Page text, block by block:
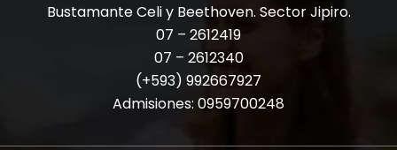
Bustamante Celi y Beethoven. Sector Jipiro.
07 – 2612419
07 – 2612340
(+593) 992667927
Admisiones: 0959700248